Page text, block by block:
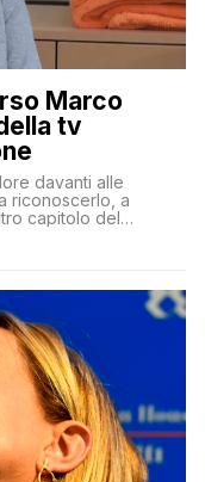
Marco
tv
davanti alle
riconoscerlo, a
capitolo del